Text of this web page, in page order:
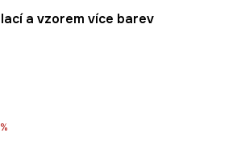
a vzorem více barev